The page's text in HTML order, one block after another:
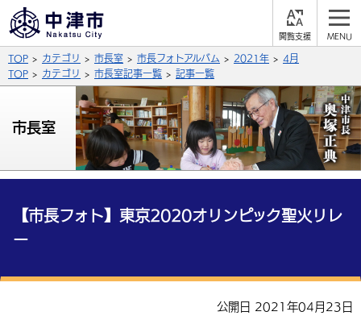
支
背景色
青 白
文字の大きさ
拡大 標準 縮小
公式SNS
X (Twitter) YouTube
サイト内検索
総合メニュー
くらしの情報
届出・登録・証明 保険・年金
健康・予防
事業者の方へ
産業・雇用
TOP カテゴリ 市長室 市長フォトアルバム 2021年
4月
TOP
カテゴリ 市長室記事一覧 記事一覧
市長室
【市長フォト】東京2020オリンピック聖火リレ
ー
公開日 2021年04月23日